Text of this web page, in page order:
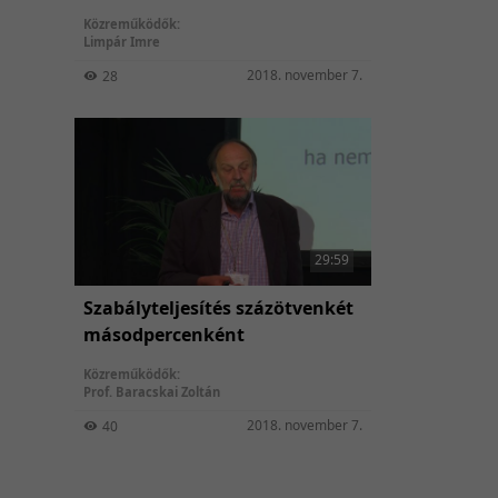
magánélet HD egyensúlya
Közreműködők:
Limpár Imre
28 2018. november 7.
29:59
Szabályteljesítés százötvenkét
másodpercenként
Közreműködők:
Prof. Baracskai Zoltán
40 2018. november 7.